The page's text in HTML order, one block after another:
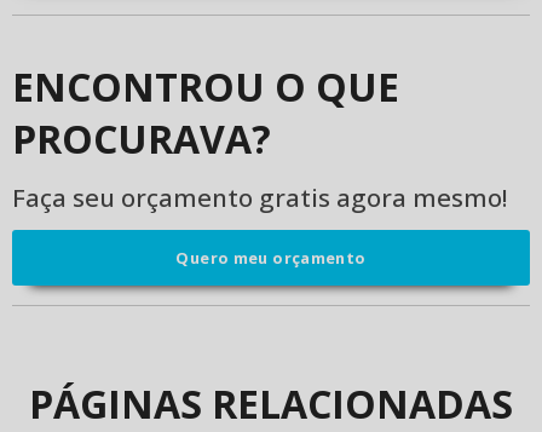
ENCONTROU O QUE
PROCURAVA?
Faça seu orçamento gratis agora mesmo!
Quero meu orçamento
PÁGINAS RELACIONADAS